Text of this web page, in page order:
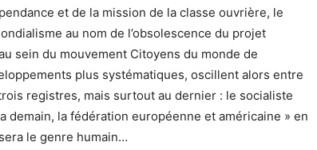
et de la mission de la classe ouvrière, le
au nom de l’obsolescence du projet
sein du mouvement Citoyens du monde de
plus systématiques, oscillent alors entre
registres, mais surtout au dernier : le socialiste
demain, la fédération européenne et américaine » en
le genre humain…